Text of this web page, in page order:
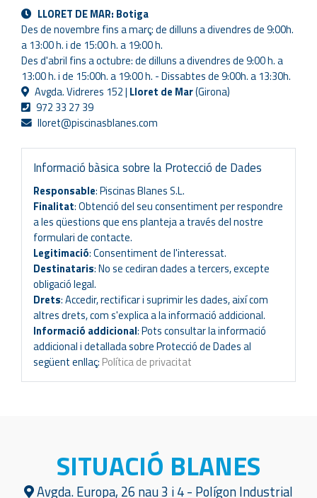
LLORET DE MAR: Botiga
Des de novembre fins a març: de dilluns a divendres de 9:00h.
a 13:00 h. i de 15:00 h. a 19:00 h.
Des d'abril fins a octubre: de dilluns a divendres de 9:00 h. a
13:00 h. i de 15:00h. a 19:00 h. - Dissabtes de 9:00h. a 13:30h.
Avgda. Vidreres 152 | Lloret de Mar(Girona)
972 33 27 39
lloret@piscinasblanes.com
Informació bàsica sobre la Protecció de Dades
Responsable: Piscinas Blanes S.L.
Finalitat: Obtenció del seu consentiment per respondre
a les qüestions que ens planteja a través del nostre
formulari de contacte.
Legitimació: Consentiment de l'interessat.
Destinataris: No se cediran dades a tercers, excepte
obligació legal.
Drets: Accedir, rectificar i suprimir les dades, així com
altres drets, com s'explica a la informació addicional.
Informació addicional: Pots consultar la informació
addicional i detallada sobre Protecció de Dades al
següent enllaç: Política de privacitat
SITUACIÓ BLANES
Avgda. Europa, 26 nau 3 i 4 - Polígon Industrial